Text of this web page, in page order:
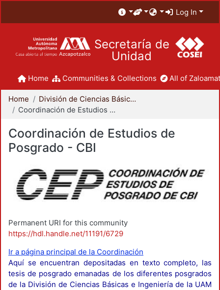
Log In
Secretaría de
Unidad
Home Communities & Collections All of
Home
División de Ciencias Básicas e Ingeniería
Coordinación de Estudios de Posgrado - CBI
Coordinación de Estudios de
Posgrado - CBI
Permanent URI for this community
https://hdl.handle.net/11191/6729
Ir a página principal de la Coordinación
Aquí se encuentran depositadas en texto completo, las
tesis de posgrado emanadas de los diferentes posgrados
de la División de Ciencias Básicas e Ingeniería de la UAM